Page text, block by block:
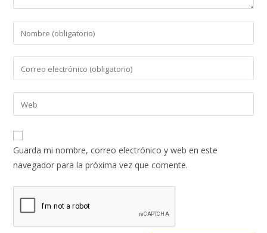
Introduce
tu
nombre
de
usuario
para
comentar
tu
dirección
de
electrónico
para
comentar
Introduce
la
URL
de
(opcional)
Guarda mi nombre, correo electrónico y web en este
navegador para la próxima vez que comente.